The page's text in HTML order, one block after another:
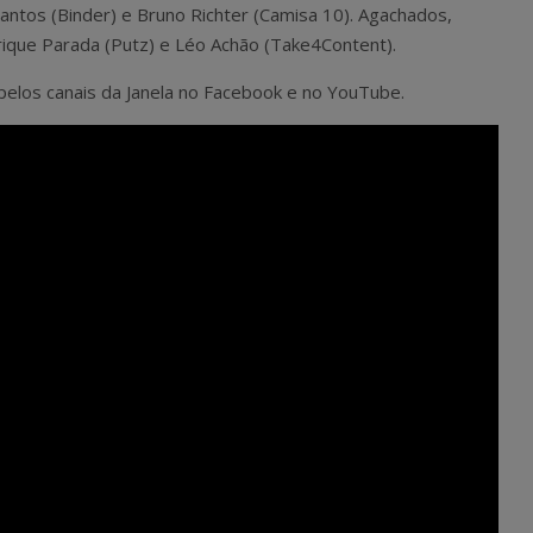
(Binder) e Bruno Richter (Camisa 10). Agachados,
Parada (Putz) e Léo Achão (Take4Content).
canais da Janela no Facebook e no YouTube.